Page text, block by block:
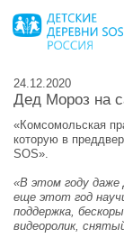
24.12.2020
Дед Мороз на
«Комсомольская
которую в
SOS».
«В этом году даже
еще этот год
поддержка,
видеоролик,